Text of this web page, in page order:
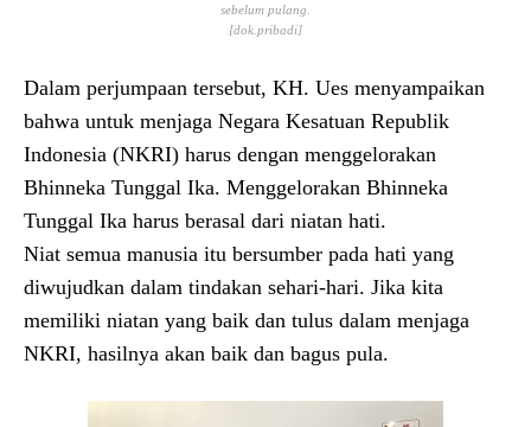
sebelum pulang.
[dok.pribadi]
Dalam perjumpaan tersebut, KH. Ues menyampaikan
bahwa untuk menjaga Negara Kesatuan Republik
Indonesia (NKRI) harus dengan menggelorakan
Bhinneka Tunggal Ika. Menggelorakan Bhinneka
Tunggal Ika harus berasal dari niatan hati.
Niat semua manusia itu bersumber pada hati yang
diwujudkan dalam tindakan sehari-hari. Jika kita
memiliki niatan yang baik dan tulus dalam menjaga
NKRI, hasilnya akan baik dan bagus pula.